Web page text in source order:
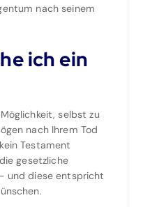
nach seinem
ich ein
selbst zu
nach Ihrem Tod
Testament
gesetzliche
und diese entspricht